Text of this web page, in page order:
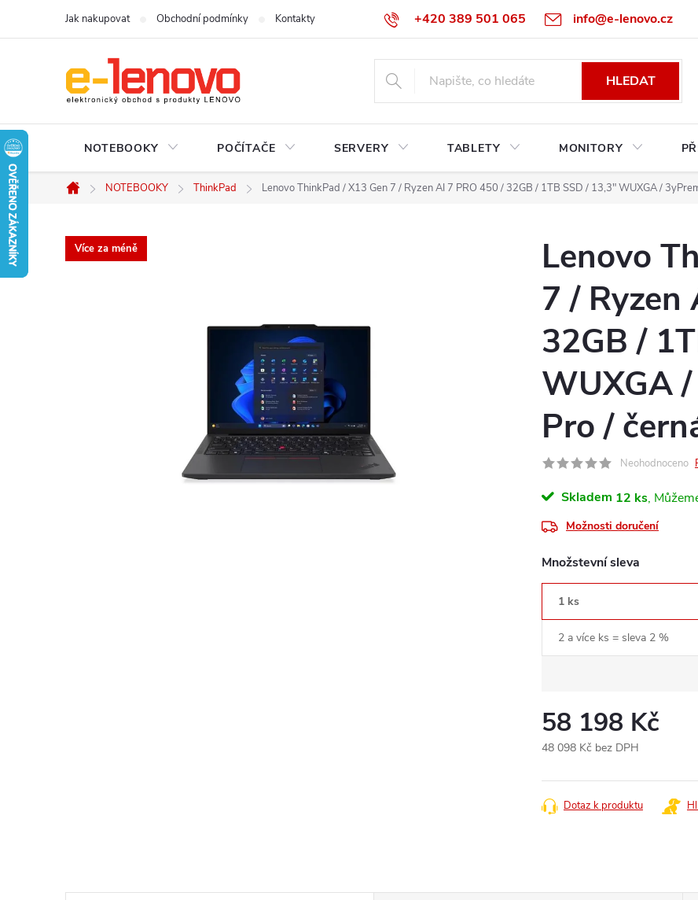
+420 389 501 065 info@e-lenovo.cz
Jak nakupovat Obchodní podmínky Kontakty
HLEDAT
NOTEBOOKY POČÍTAČE SERVERY TABLETY MONITORY
Domů
NOTEBOOKY ThinkPad Lenovo ThinkPad / X13 Gen 7 / Ryzen AI 7 PRO 450 / 32GB / 1TB SSD / 13,3" WUXGA /
Více za méně
Lenovo
7 / Ryzen
32GB /
WUXGA
Pro /
Neohodnoceno
Skladem 12 ks
Možnosti doručení
Množstevní sleva
1 ks
2 a více ks = sleva 2 %
58 198 Kč
48 098 Kč bez DPH
cena:
Dotaz k produktu